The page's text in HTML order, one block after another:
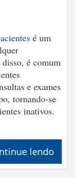
é um
é comum
e exames
tornando-se
inativos.
lendo